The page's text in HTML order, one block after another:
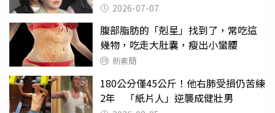
2026-07-07
腹部脂肪的「剋星」找到了，常吃這
幾物，吃走大肚囊，瘦出小蠻腰
新素簡
180公分僅45公斤！他右肺受損仍苦練
2年 「紙片人」逆襲成健壯男